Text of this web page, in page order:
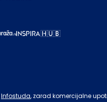
Infostuda, zarad komercijalne